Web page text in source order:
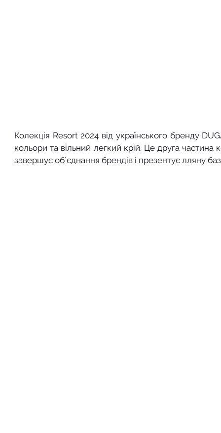
Колекція Resort 2024 від українського бренду
кольори та вільний легкий крій. Це друга частина
завершує обʼєднання брендів і презентує лляну